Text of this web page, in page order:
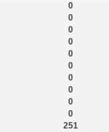
0
0
0
0
0
0
0
0
0
0
251